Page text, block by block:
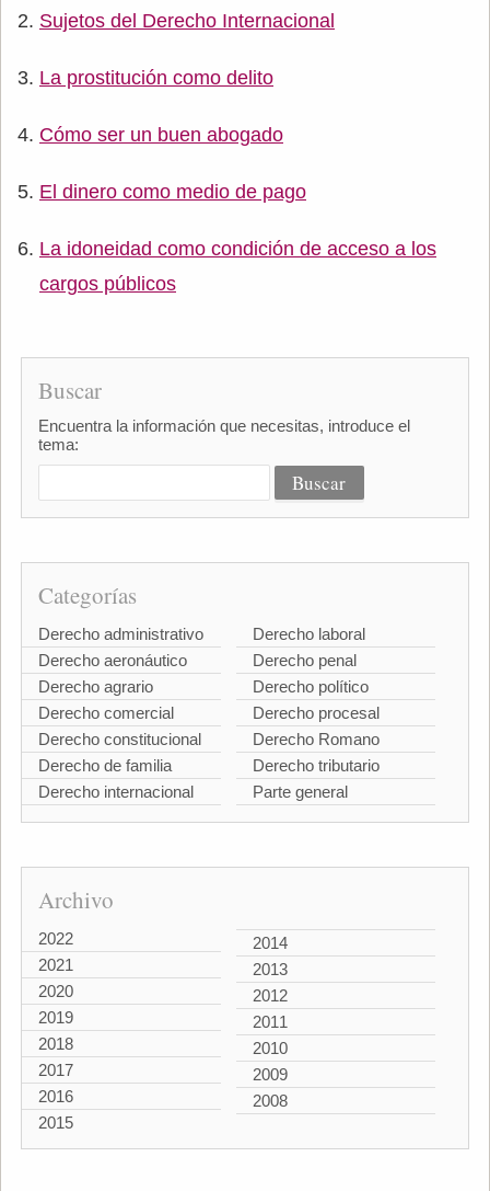
Sujetos del Derecho Internacional
La prostitución como delito
Cómo ser un buen abogado
El dinero como medio de pago
La idoneidad como condición de acceso a los
cargos públicos
Buscar
Encuentra la información que necesitas, introduce el
tema:
Categorías
Derecho administrativo
Derecho aeronáutico
Derecho agrario
Derecho comercial
Derecho constitucional
Derecho de familia
Derecho internacional
Derecho laboral
Derecho penal
Derecho político
Derecho procesal
Derecho Romano
Derecho tributario
Parte general
Archivo
2022
2021
2020
2019
2018
2017
2016
2015
2014
2013
2012
2011
2010
2009
2008